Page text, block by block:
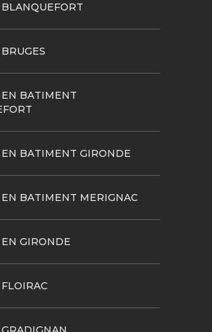
BATIMENT
BATIMENT GIRONDE
BATIMENT MERIGNAC
GIRONDE